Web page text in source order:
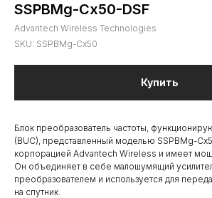
SSPBMg-Cx50-DSF
Advantech Wireless Technologies
SKU: SSPBMg-Cx50
Купить
Блок преобразователь частоты,
(BUC), представленный моделью SSPBMg-
корпорацией Advantech Wireless и имеет
Он объединяет в себе малошумящий
преобразователем и используется для
на спутник.